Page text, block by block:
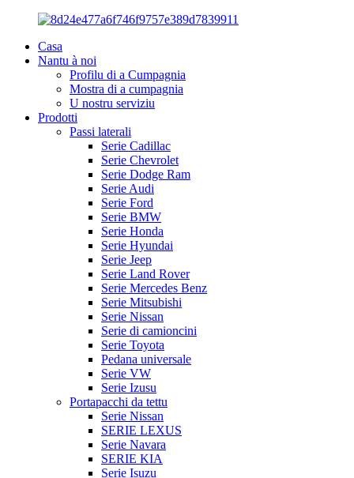
Casa
Nantu à noi
Profilu di a Cumpagnia
Mostra di a cumpagnia
U nostru serviziu
Prodotti
Passi laterali
Serie Cadillac
Serie Chevrolet
Serie Dodge Ram
Serie Audi
Serie Ford
Serie BMW
Serie Honda
Serie Hyundai
Serie Jeep
Serie Land Rover
Serie Mercedes Benz
Serie Mitsubishi
Serie Nissan
Serie di camioncini
Serie Toyota
Pedana universale
Serie VW
Serie Izusu
Portapacchi da tettu
Serie Nissan
SERIE LEXUS
Serie Navara
SERIE KIA
Serie Isuzu